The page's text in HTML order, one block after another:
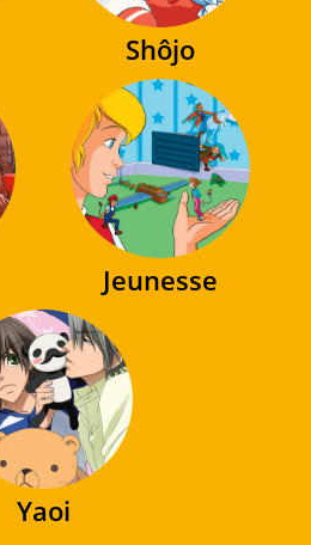
Shôjo
Jeunesse
Yaoi